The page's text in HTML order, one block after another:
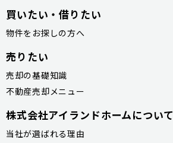
買いたい・借りたい
物件をお探しの方へ
売りたい
売却の基礎知識
不動産売却メニュー
株式会社アイランドホームについて
当社が選ばれる理由